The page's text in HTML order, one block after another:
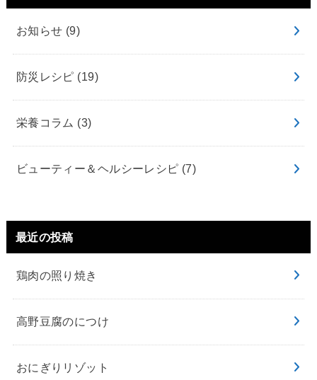
お知らせ (9)
防災レシピ (19)
栄養コラム (3)
ビューティー＆ヘルシーレシピ (7)
最近の投稿
鶏肉の照り焼き
高野豆腐のにつけ
おにぎりリゾット